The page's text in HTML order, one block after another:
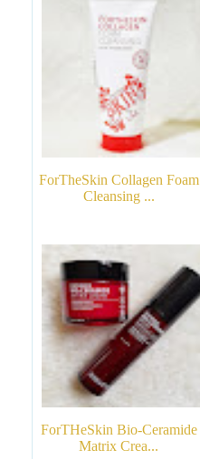
ForTheSkin Collagen Foam
Cleansing ...
ForTHeSkin Bio-Ceramide
Matrix Crea...